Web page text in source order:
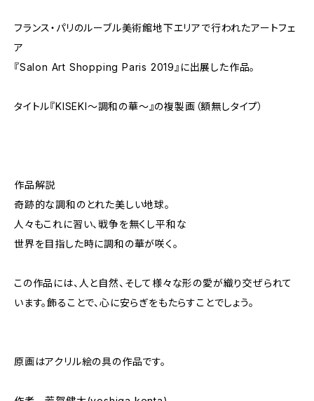
フランス・パリのルーブル美術館地下エリアで行われたアートフェ
ア
『Salon Art Shopping Paris 2019』に出展した作品。
タイトル『KISEKI～調和の華～』の複製画（額無しタイプ）
作品解説
奇跡的な調和のとれた美しい地球。
人々もこれに習い、戦争を無くし平和な
世界を目指した時に調和の華が咲く。
この作品には、人と自然、そして様々な形の愛が織り交ぜられて
います。飾ることで、心に安らぎをもたらすことでしょう。
原画はアクリル絵の具の作品です。